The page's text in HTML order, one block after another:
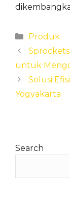
Categories
Produk
untuk
Solusi
Yogyakarta
Search